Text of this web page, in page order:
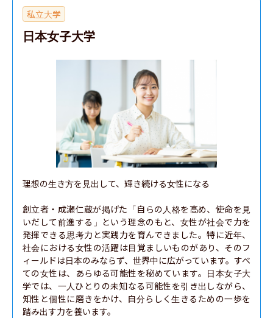
私立大学
日本女子大学
理想の生き方を見出して、輝き続ける女性になる
創立者・成瀬仁蔵が掲げた「自らの人格を高め、使命を見
いだして前進する」という理念のもと、女性が社会で力を
発揮できる思考力と実践力を育んできました。特に近年、
社会における女性の活躍は目覚ましいものがあり、そのフ
ィールドは日本のみならず、世界中に広がっています。すべ
ての女性は、あらゆる可能性を秘めています。日本女子大
学では、一人ひとりの未知なる可能性を引き出しながら、
知性と個性に磨きをかけ、自分らしく生きるための一歩を
踏み出す力を養います。